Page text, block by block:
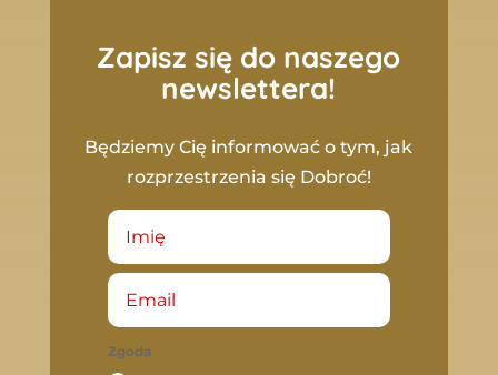
Zapisz się do naszego
newslettera!
Będziemy Cię informować o tym, jak
rozprzestrzenia się Dobroć!
Zgoda